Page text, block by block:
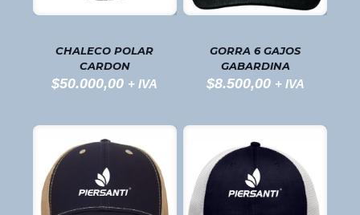
CHALECO POLAR
CARDON
$50.000,00 + IVA
GORRA 6 GAJOS
GABARDINA
$8.500,00 + IVA